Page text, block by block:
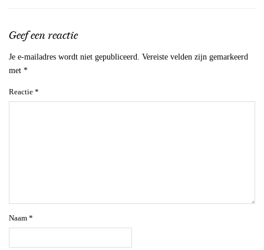
Geef een reactie
Je e-mailadres wordt niet gepubliceerd. Vereiste velden zijn gemarkeerd
met *
Reactie *
Naam *